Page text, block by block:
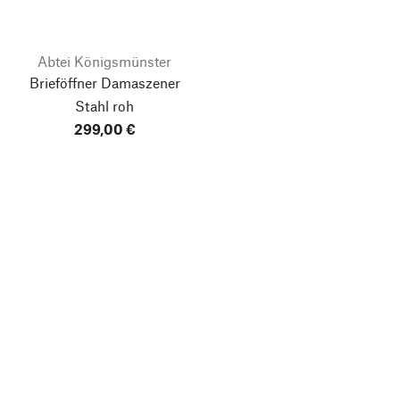
Abtei Königsmünster
Brieföffner Damaszener
Stahl roh
299,00 €